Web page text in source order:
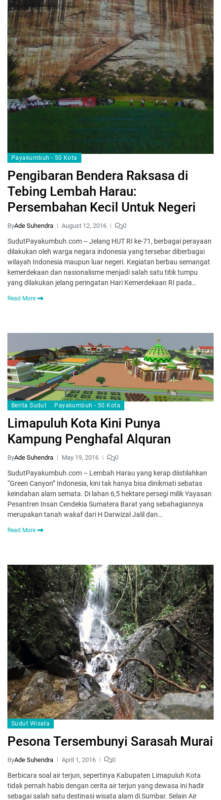
Payakumbuh - 50 Kota
Pengibaran Bendera Raksasa di
Tebing Lembah Harau:
Persembahan Kecil Untuk Negeri
ByAde Suhendra August 12, 2016 0
SudutPayakumbuh.com – Jelang HUT RI ke-71, berbagai perayaan
dilakukan oleh warga negara indonesia yang tersebar diberbagai
wilayah Indonesia maupun luar negeri. Kegiatan berbau semangat
kemerdekaan dan nasionalisme menjadi salah satu titik tumpu
yang dilakukan jelang peringatan Hari Kemerdekaan RI pada…
Read More
Berita Sudut Payakumbuh - 50 Kota
Limapuluh Kota Kini Punya
Kampung Penghafal Alquran
ByAde Suhendra May 19, 2016 0
SudutPayakumbuh.com – Lembah Harau yang kerap diistilahkan
“Green Canyon” Indonesia, kini tak hanya bisa dinikmati sebatas
keindahan alam semata. Di lahan 6,5 hektare persegi milik Yayasan
Pesantren Insan Cendekia Sumatera Barat yang sebahagiannya
merupakan tanah wakaf dari H Darwizal Jalil dan…
Read More
Sudut Wisata
Pesona Tersembunyi Sarasah Murai
ByAde Suhendra April 1, 2016 0
Berbicara soal air terjun, sepertinya Kabupaten Limapuluh Kota
tidak pernah habis dengan cerita air terjun yang dewasa ini hadir
sebagai salah satu destinasi wisata alam di Sumbar. Selain Air